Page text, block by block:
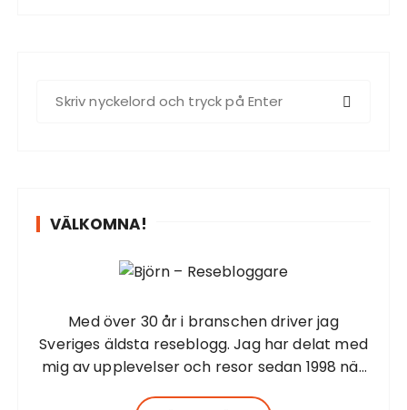
VÄLKOMNA!
Med över 30 år i branschen driver jag
Sveriges äldsta reseblogg. Jag har delat med
mig av upplevelser och resor sedan 1998 när